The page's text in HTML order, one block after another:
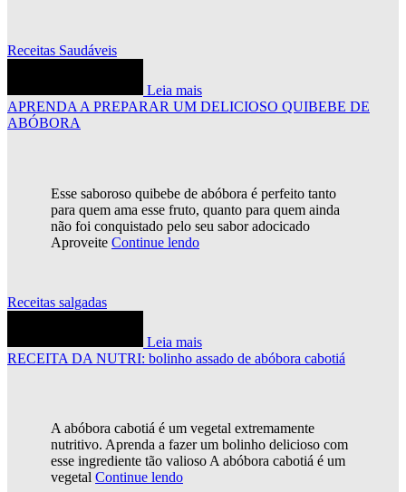
Receitas Saudáveis
Leia mais
APRENDA A PREPARAR UM DELICIOSO QUIBEBE DE
ABÓBORA
Esse saboroso quibebe de abóbora é perfeito tanto
para quem ama esse fruto, quanto para quem ainda
não foi conquistado pelo seu sabor adocicado
Aproveite Continue lendo
Receitas salgadas
Leia mais
RECEITA DA NUTRI: bolinho assado de abóbora cabotiá
A abóbora cabotiá é um vegetal extremamente
nutritivo. Aprenda a fazer um bolinho delicioso com
esse ingrediente tão valioso A abóbora cabotiá é um
vegetal Continue lendo